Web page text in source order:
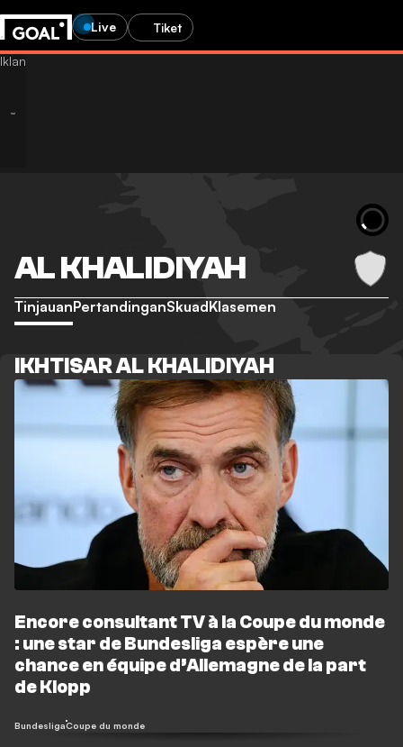
Live Tiket
AL KHALIDIYAH
TinjauanPertandinganSkuadKlasemen
IKHTISAR AL KHALIDIYAH
Encore consultant TV à la Coupe du monde
: une star de Bundesliga espère une
chance en équipe d’Allemagne de la part
de Klopp
BundesligaCoupe du monde